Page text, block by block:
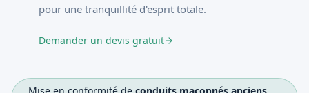
pour une tranquillité d'esprit totale.
Demander un devis gratuit